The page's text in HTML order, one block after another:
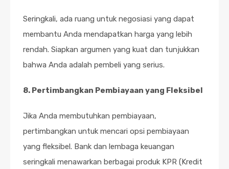
Seringkali, ada ruang untuk negosiasi yang dapat
membantu Anda mendapatkan harga yang lebih
rendah. Siapkan argumen yang kuat dan tunjukkan
bahwa Anda adalah pembeli yang serius.
8. Pertimbangkan Pembiayaan yang Fleksibel
Jika Anda membutuhkan pembiayaan,
pertimbangkan untuk mencari opsi pembiayaan
yang fleksibel. Bank dan lembaga keuangan
seringkali menawarkan berbagai produk KPR (Kredit